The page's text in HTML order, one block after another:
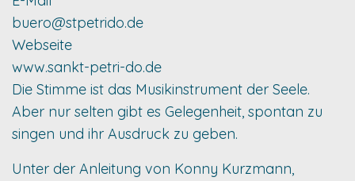
buero@stpetrido.de
Webseite
www.sankt-petri-do.de
Die Stimme ist das Musikinstrument der Seele.
Aber nur selten gibt es Gelegenheit, spontan zu
singen und ihr Ausdruck zu geben.
Unter der Anleitung von Konny Kurzmann,